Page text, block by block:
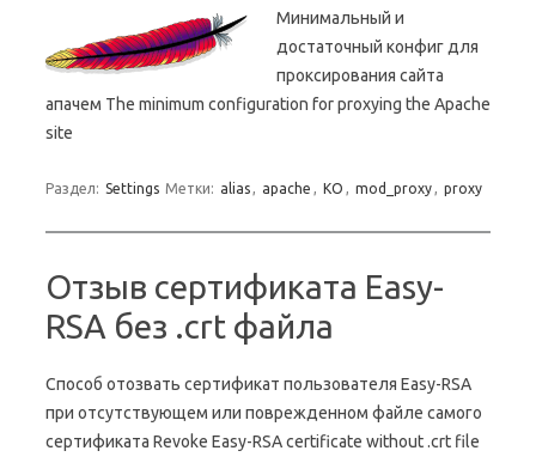
Минимальный и
достаточный конфиг для
проксирования сайта
апачем The minimum configuration for proxying the Apache
site
Раздел: Settings Метки: alias, apache , KO , mod_proxy, proxy
Отзыв сертификата Easy-
RSA без .crt файла
Способ отозвать сертификат пользователя Easy-RSA
при отсутствующем или поврежденном файле самого
сертификата Revoke Easy-RSA certificate without .crt file